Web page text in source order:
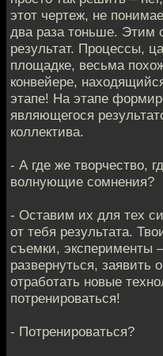
этот чертеж, не
два раза тоньше. Этим
результат. Процессы,
площадке, весьма
конвейере,
этапе! На этапе
являющегося
коллектива.
- А где же творчество,
волнующие сомнения?
- Оставим их для тех
от тебя результата.
съемки, эксперименты
развернуться,
отработать новые
потренироваться!
- Потренироваться?